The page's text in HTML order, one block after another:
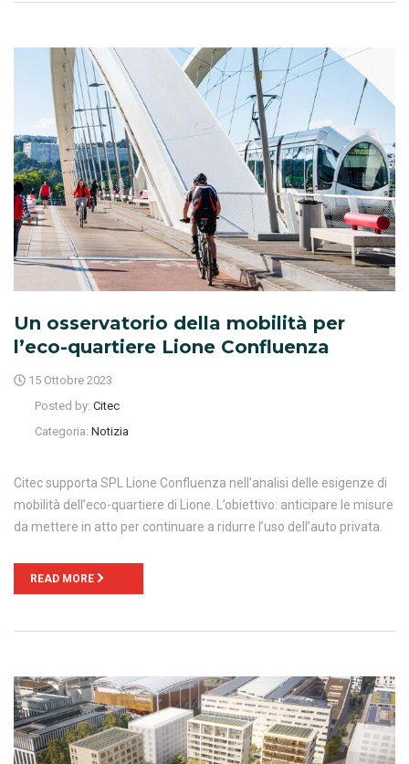
Un osservatorio della mobilità per
l’eco-quartiere Lione Confluenza
15 Ottobre 2023
Posted by: Citec
Categoria: Notizia
Citec supporta SPL Lione Confluenza nell’analisi delle esigenze di
mobilità dell’eco-quartiere di Lione. L’obiettivo: anticipare le misure
da mettere in atto per continuare a ridurre l’uso dell’auto privata.
READ MORE